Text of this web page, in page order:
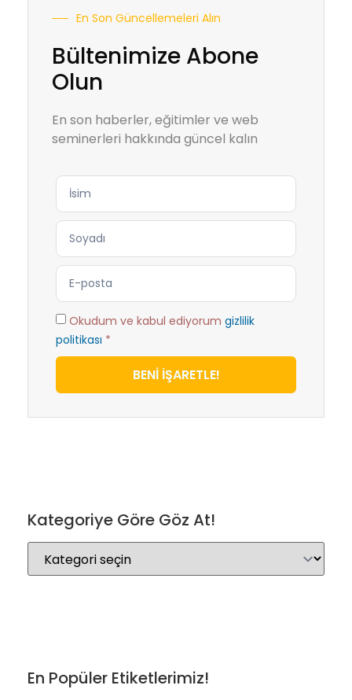
En Son Güncellemeleri Alın
Bültenimize Abone
Olun
En son haberler, eğitimler ve web
seminerleri hakkında güncel kalın
Okudum ve kabul ediyorum gizlilik
politikası *
BENİ İŞARETLE!
Kategoriye Göre Göz At!
En Popüler Etiketlerimiz!